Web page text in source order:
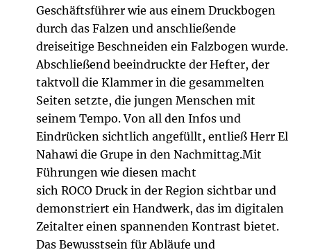
Geschäftsführer wie aus einem Druckbogen
durch das Falzen und anschließende
dreiseitige Beschneiden ein Falzbogen wurde.
Abschließend beeindruckte der Hefter, der
taktvoll die Klammer in die gesammelten
Seiten setzte, die jungen Menschen mit
seinem Tempo. Von all den Infos und
Eindrücken sichtlich angefüllt, entließ Herr El
Nahawi die Grupe in den Nachmittag.Mit
Führungen wie diesen macht
sich ROCO Druck in der Region sichtbar und
demonstriert ein Handwerk, das im digitalen
Zeitalter einen spannenden Kontrast bietet.
Das Bewusstsein für Abläufe und